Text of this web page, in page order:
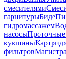
смесителями
гарнитурыБиде
гидромассажем
насосы
кувшины
фильтров